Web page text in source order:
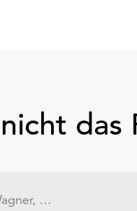
das